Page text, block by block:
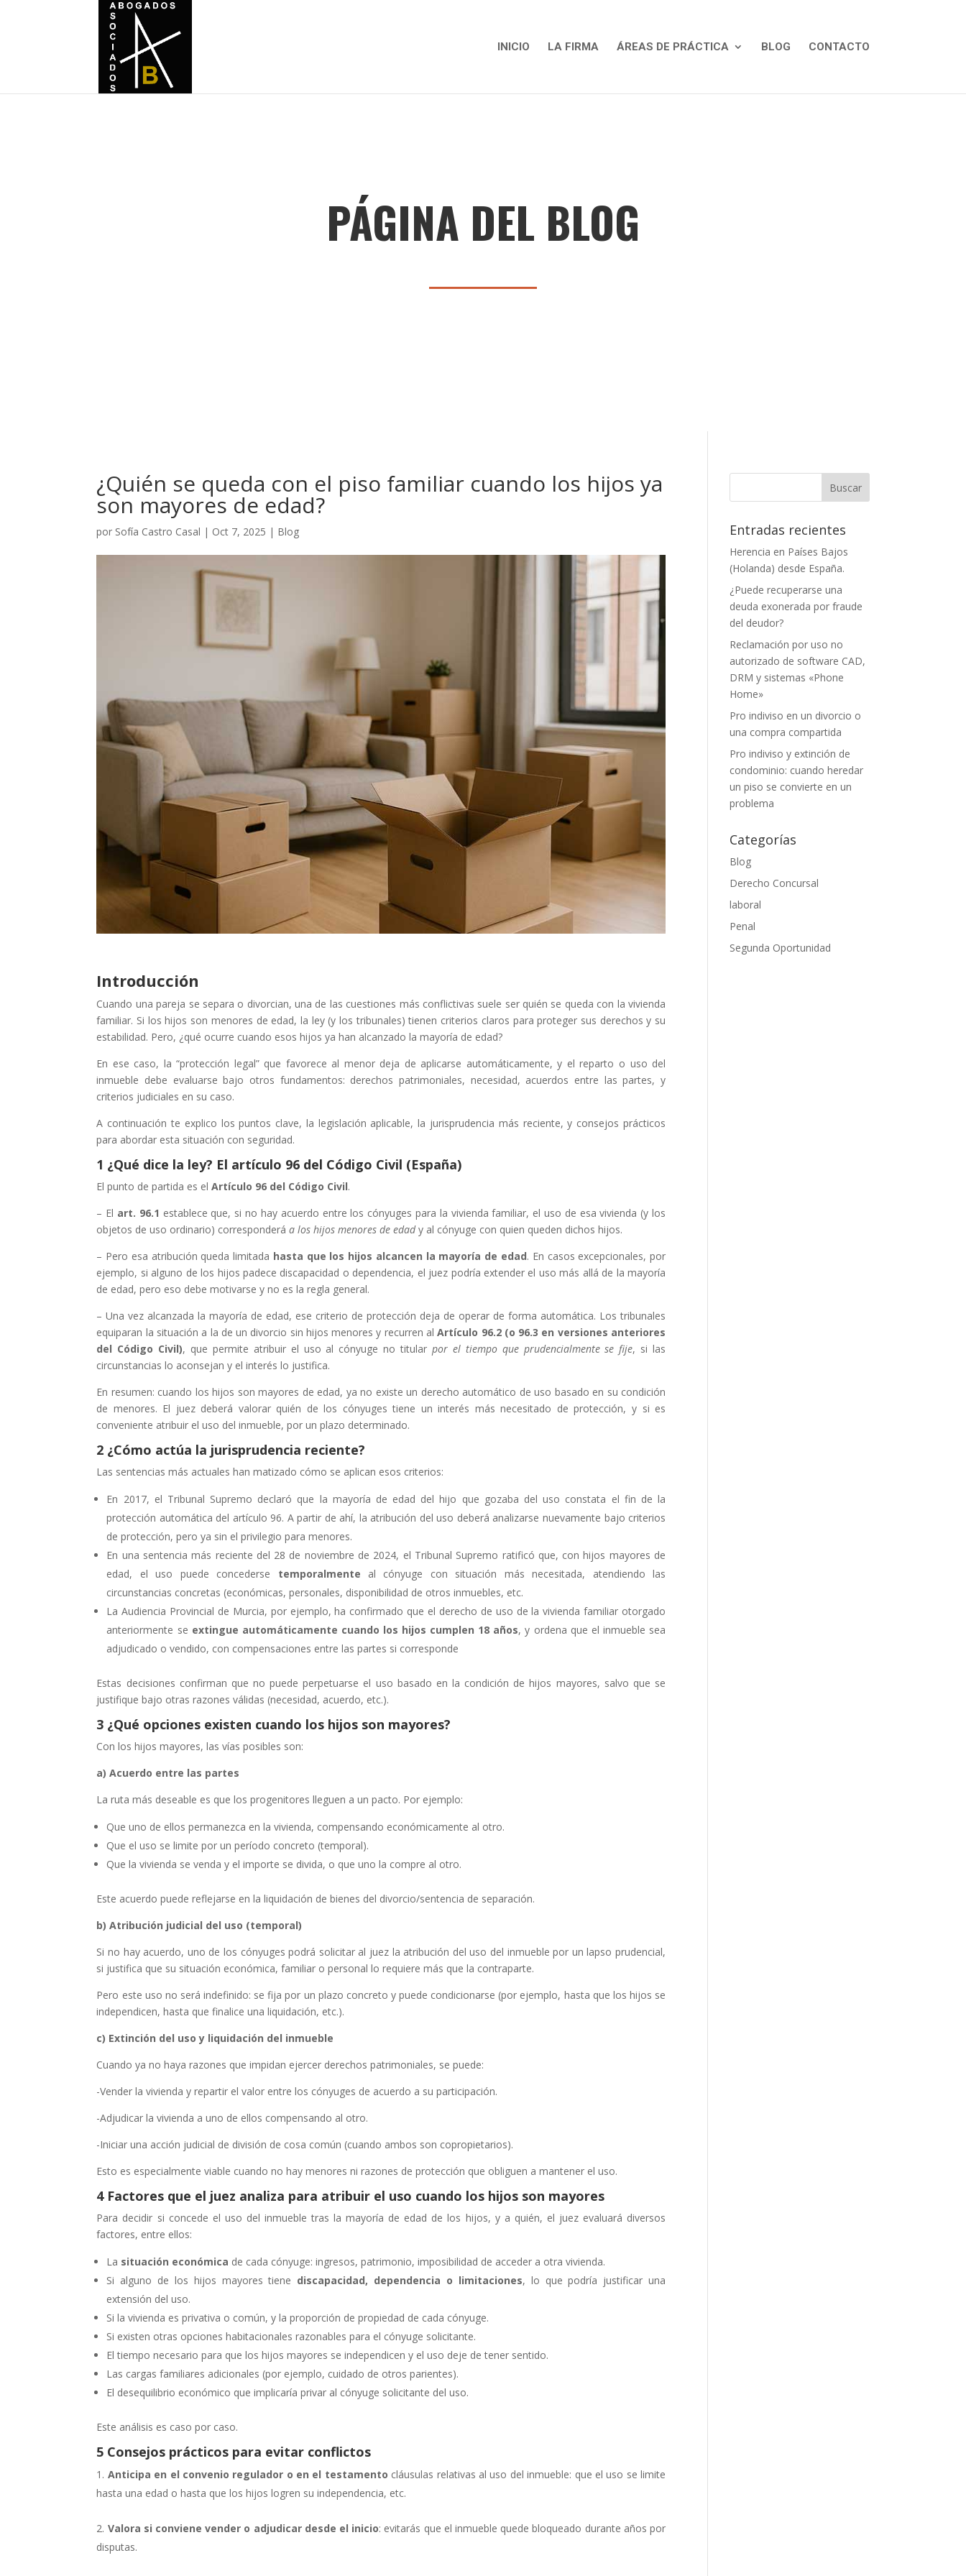
INICIO LA FIRMA ÁREAS DE PRÁCTICA BLOG CONTACTO
PÁGINA DEL BLOG
¿Quién se queda con el piso familiar cuando los hijos ya
son mayores de edad?
por Sofía Castro Casal | Oct 7, 2025 | Blog
Introducción
Cuando una pareja se separa o divorcian, una de las cuestiones más conflictivas suele ser quién se queda con la vivienda
familiar. Si los hijos son menores de edad, la ley (y los tribunales) tienen criterios claros para proteger sus derechos y su
estabilidad. Pero, ¿qué ocurre cuando esos hijos ya han alcanzado la mayoría de edad?
En ese caso, la “protección legal” que favorece al menor deja de aplicarse automáticamente, y el reparto o uso del
inmueble debe evaluarse bajo otros fundamentos: derechos patrimoniales, necesidad, acuerdos entre las partes, y
criterios judiciales en su caso.
A continuación te explico los puntos clave, la legislación aplicable, la jurisprudencia más reciente, y consejos prácticos
para abordar esta situación con seguridad.
1 ¿Qué dice la ley? El artículo 96 del Código Civil (España)
El punto de partida es elArtículo 96 del Código Civil.
– El art. 96.1 establece que, si no hay acuerdo entre los cónyuges para la vivienda familiar, el uso de esa vivienda (y los
objetos de uso ordinario) corresponderáa los hijos menores de edady al cónyuge con quien queden dichos hijos.
– Pero esa atribución queda limitada hasta que los hijos alcancen la mayoría de edad. En casos excepcionales, por
ejemplo, si alguno de los hijos padece discapacidad o dependencia, el juez podría extender el uso más allá de la mayoría
de edad, pero eso debe motivarse y no es la regla general.
– Una vez alcanzada la mayoría de edad, ese criterio de protección deja de operar de forma automática. Los tribunales
equiparan la situación a la de un divorcio sin hijos menores y recurren alArtículo 96.2 (o 96.3 en versiones anteriores
del Código Civil), que permite atribuir el uso al cónyuge no titular por el tiempo que prudencialmente se fije, si las
circunstancias lo aconsejan y el interés lo justifica.
En resumen: cuando los hijos son mayores de edad, ya no existe un derecho automático de uso basado en su condición
de menores. El juez deberá valorar quién de los cónyuges tiene un interés más necesitado de protección, y si es
conveniente atribuir el uso del inmueble, por un plazo determinado.
2 ¿Cómo actúa la jurisprudencia reciente?
Las sentencias más actuales han matizado cómo se aplican esos criterios:
En 2017, el Tribunal Supremo declaró que la mayoría de edad del hijo que gozaba del uso constata el fin de la
protección automática del artículo 96. A partir de ahí, la atribución del uso deberá analizarse nuevamente bajo criterios
de protección, pero ya sin el privilegio para menores.
En una sentencia más reciente del 28 de noviembre de 2024, el Tribunal Supremo ratificó que, con hijos mayores de
edad, el uso puede concederse temporalmente al cónyuge con situación más necesitada, atendiendo las
circunstancias concretas (económicas, personales, disponibilidad de otros inmuebles, etc.
La Audiencia Provincial de Murcia, por ejemplo, ha confirmado que el derecho de uso de la vivienda familiar otorgado
anteriormente se extingue automáticamente cuando los hijos cumplen 18 años, y ordena que el inmueble sea
adjudicado o vendido, con compensaciones entre las partes si corresponde
Estas decisiones confirman que no puede perpetuarse el uso basado en la condición de hijos mayores, salvo que se
justifique bajo otras razones válidas (necesidad, acuerdo, etc.).
3 ¿Qué opciones existen cuando los hijos son mayores?
Con los hijos mayores, las vías posibles son:
a) Acuerdo entre las partes
La ruta más deseable es que los progenitores lleguen a un pacto. Por ejemplo:
Que uno de ellos permanezca en la vivienda, compensando económicamente al otro.
Que el uso se limite por un período concreto (temporal).
Que la vivienda se venda y el importe se divida, o que uno la compre al otro.
Este acuerdo puede reflejarse en la liquidación de bienes del divorcio/sentencia de separación.
b) Atribución judicial del uso (temporal)
Si no hay acuerdo, uno de los cónyuges podrá solicitar al juez la atribución del uso del inmueble por un lapso prudencial,
si justifica que su situación económica, familiar o personal lo requiere más que la contraparte.
Pero este uso no será indefinido: se fija por un plazo concreto y puede condicionarse (por ejemplo, hasta que los hijos se
independicen, hasta que finalice una liquidación, etc.).
c) Extinción del uso y liquidación del inmueble
Cuando ya no haya razones que impidan ejercer derechos patrimoniales, se puede:
-Vender la vivienda y repartir el valor entre los cónyuges de acuerdo a su participación.
-Adjudicar la vivienda a uno de ellos compensando al otro.
-Iniciar una acción judicial de división de cosa común (cuando ambos son copropietarios).
Esto es especialmente viable cuando no hay menores ni razones de protección que obliguen a mantener el uso.
4 Factores que el juez analiza para atribuir el uso cuando los hijos son mayores
Para decidir si concede el uso del inmueble tras la mayoría de edad de los hijos, y a quién, el juez evaluará diversos
factores, entre ellos:
La situación económica de cada cónyuge: ingresos, patrimonio, imposibilidad de acceder a otra vivienda.
Si alguno de los hijos mayores tiene discapacidad, dependencia o limitaciones, lo que podría justificar una
extensión del uso.
Si la vivienda es privativa o común, y la proporción de propiedad de cada cónyuge.
Si existen otras opciones habitacionales razonables para el cónyuge solicitante.
El tiempo necesario para que los hijos mayores se independicen y el uso deje de tener sentido.
Las cargas familiares adicionales (por ejemplo, cuidado de otros parientes).
El desequilibrio económico que implicaría privar al cónyuge solicitante del uso.
Este análisis es caso por caso.
5 Consejos prácticos para evitar conflictos
Anticipa en el convenio regulador o en el testamento cláusulas relativas al uso del inmueble: que el uso se limite
hasta una edad o hasta que los hijos logren su independencia, etc.
Valora si conviene vender o adjudicar desde el inicio: evitarás que el inmueble quede bloqueado durante años por
disputas.
Entradas recientes
Herencia en Países Bajos
(Holanda) desde España.
¿Puede recuperarse una
deuda exonerada por fraude
del deudor?
Reclamación por uso no
autorizado de software CAD,
DRM y sistemas «Phone
Home»
Pro indiviso en un divorcio o
una compra compartida
Pro indiviso y extinción de
condominio: cuando heredar
un piso se convierte en un
problema
Categorías
Blog
Derecho Concursal
laboral
Penal
Segunda Oportunidad